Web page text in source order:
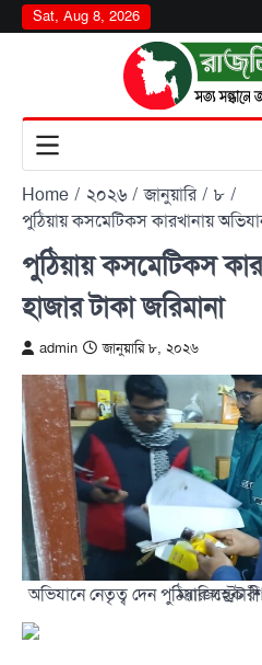
Skip
to
Sat, Aug 8, 2026
Home ২০২৬ জানুয়ারি
৮
পুঠিয়ায় কসমেটিকস কারখানায়
পুঠিয়ায় কসমেটিকস
হাজার টাকা জরিমানা
admin জানুয়ারি ৮, ২০২৬
অভিযানে নেতৃত্ব দেন পুঠিয়ার সহকারী কমিশনার (ভূমি)